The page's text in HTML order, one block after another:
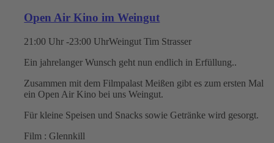
Open Air Kino im Weingut
21:00 Uhr -23:00 UhrWeingut Tim Strasser
Ein jahrelanger Wunsch geht nun endlich in Erfüllung..
Zusammen mit dem Filmpalast Meißen gibt es zum ersten Mal
ein Open Air Kino bei uns Weingut.
Für kleine Speisen und Snacks sowie Getränke wird gesorgt.
Film : Glennkill